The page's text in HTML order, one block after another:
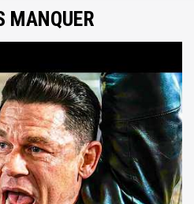
MANQUER